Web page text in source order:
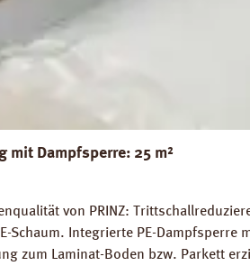
mit Dampfsperre: 25 m²
von PRINZ:
Schaum. Integrierte PE-
zum Laminat-Boden bzw. Parkett